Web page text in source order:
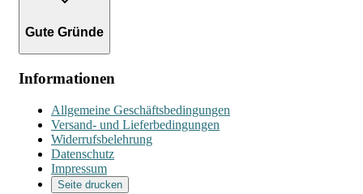
Gute Gründe
Informationen
Allgemeine Geschäftsbedingungen
Versand- und Lieferbedingungen
Widerrufsbelehrung
Datenschutz
Impressum
Seite drucken